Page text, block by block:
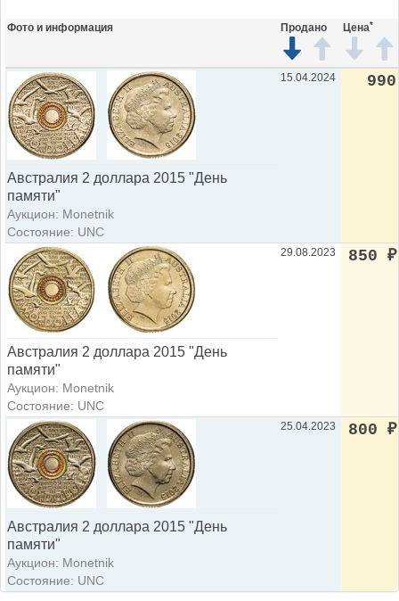
Фото и информация Продано Цена*
Австралия 2 доллара 2015 "День
памяти"
Аукцион: Monetnik
Состояние: UNC
15.04.2024 990
Австралия 2 доллара 2015 "День
памяти"
Аукцион: Monetnik
Состояние: UNC
29.08.2023 850 ₽
Австралия 2 доллара 2015 "День
памяти"
Аукцион: Monetnik
Состояние: UNC
25.04.2023 800 ₽